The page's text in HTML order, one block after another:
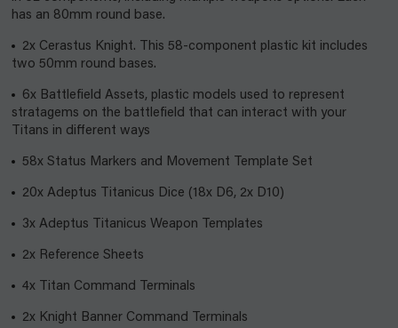
has an 80mm round base.
2x Cerastus Knight. This 58-component plastic kit includes
two 50mm round bases.
6x Battlefield Assets, plastic models used to represent
stratagems on the battlefield that can interact with your
Titans in different ways
58x Status Markers and Movement Template Set
20x Adeptus Titanicus Dice (18x D6, 2x D10)
3x Adeptus Titanicus Weapon Templates
2x Reference Sheets
4x Titan Command Terminals
2x Knight Banner Command Terminals